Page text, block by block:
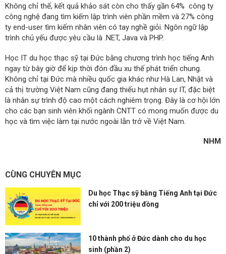
Không chỉ thế, kết quả khảo sát còn cho thấy gần 64% công ty
công nghệ đang tìm kiếm lập trình viên phần mềm và 27% công
ty end-user tìm kiếm nhân viên có tay nghề giỏi. Ngôn ngữ lập
trình chủ yếu được yêu cầu là .NET, Java và PHP.
Học IT du học thạc sỹ tại Đức bằng chương trình học tiếng Anh
ngay từ bây giờ để kịp thời đón đầu xu thế phát triển chung.
Không chỉ tại Đức mà nhiều quốc gia khác như Hà Lan, Nhật và
cả thị trường Việt Nam cũng đang thiếu hụt nhân sự IT, đặc biệt
là nhân sự trình độ cao một cách nghiêm trọng. Đây là cơ hội lớn
cho các bạn sinh viên khối ngành CNTT có mong muốn được du
học và tìm việc làm tại nước ngoài lẫn trở về Việt Nam.
NHM
CÙNG CHUYÊN MỤC
Du học Thạc sỹ bằng Tiếng Anh tại Đức
chỉ với 200 triệu đồng
10 thành phố ở Đức dành cho du học
sinh (phần 2)